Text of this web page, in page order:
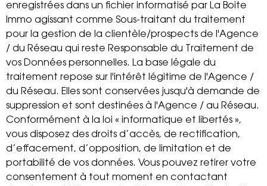
enregistrées dans un fichier informatisé par La Boite
Immo agissant comme Sous-traitant du traitement
pour la gestion de la clientèle/prospects de l'Agence
/ du Réseau qui reste Responsable du Traitement de
vos Données personnelles. La base légale du
traitement repose sur l'intérêt légitime de l'Agence /
du Réseau. Elles sont conservées jusqu'à demande de
suppression et sont destinées à l'Agence / au Réseau.
Conformément à la loi « informatique et libertés »,
vous disposez des droits d’accès, de rectification,
d’effacement, d’opposition, de limitation et de
portabilité de vos données. Vous pouvez retirer votre
consentement à tout moment en contactant